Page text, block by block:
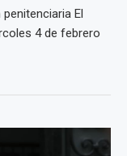
El
4 de febrero